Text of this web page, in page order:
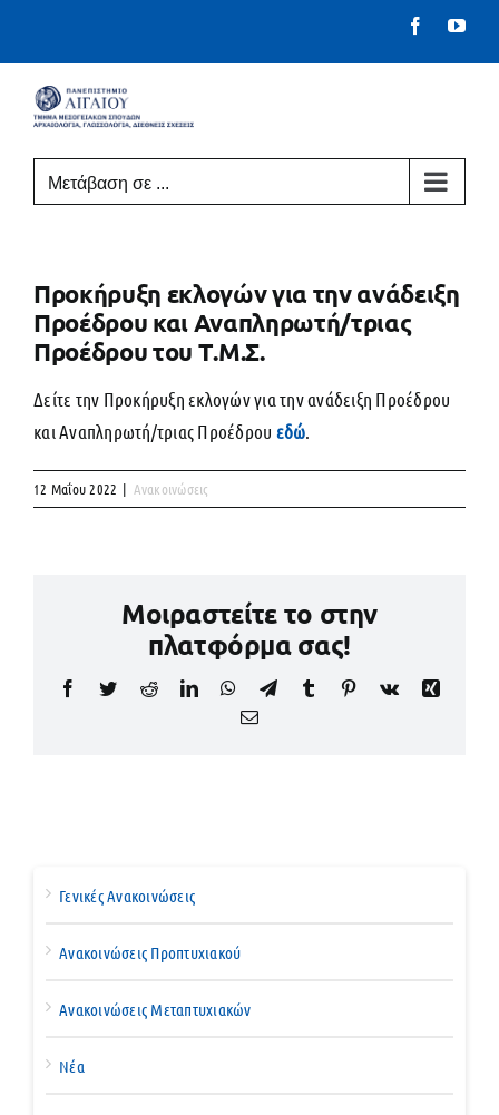
Facebook
Μετάβαση σε ...
Προκήρυξη εκλογών για την ανάδειξη
Προέδρου και Αναπληρωτή/τριας
Προέδρου του Τ.Μ.Σ.
Δείτε την Προκήρυξη εκλογών για την ανάδειξη Προέδρου
και Αναπληρωτή/τριας Προέδρου εδώ
12 Μαΐου 2022 | Ανακοινώσεις
Μοιραστείτε το στην
πλατφόρμα σας!
Facebook
TwitterRedditLinkedInWhatsApp
TelegramTumblr Pinterest
Vk
Xing
Email
Γενικές Ανακοινώσεις
Ανακοινώσεις Προπτυχιακού
Ανακοινώσεις Μεταπτυχιακών
Νέα